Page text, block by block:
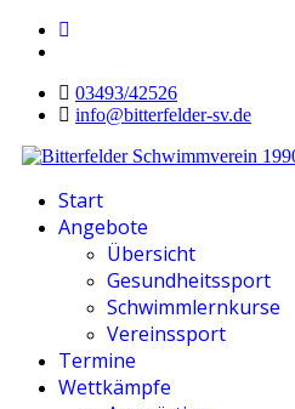
03493/42526
info@bitterfelder-sv.de
Start
Angebote
Übersicht
Gesundheitssport
Schwimmlernkurse
Vereinssport
Termine
Wettkämpfe